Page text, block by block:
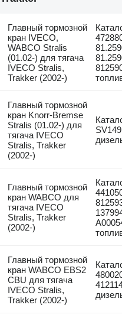
Главный тормозной
кран IVECO,
WABCO Stralis
(01.02-) для тягача
IVECO Stralis,
Trakker (2002-)
Главный тормозной
кран Knorr-Bremse
Stralis (01.02-) для
тягача IVECO
Stralis, Trakker
(2002-)
Главный тормозной
кран WABCO для
тягача IVECO
Stralis, Trakker
(2002-)
Главный тормозной
кран WABCO EBS2
CBU для тягача
IVECO Stralis,
Trakker (2002-)